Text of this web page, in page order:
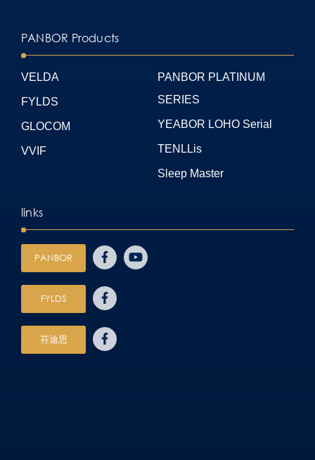
links
PANBOR
FYLDS
芬迪思
PANBOR Products
VELDA
FYLDS
GLOCOM
VVIF
PANBOR PLATINUM
SERIES
YEABOR LOHO Serial
TENLLis
Sleep Master